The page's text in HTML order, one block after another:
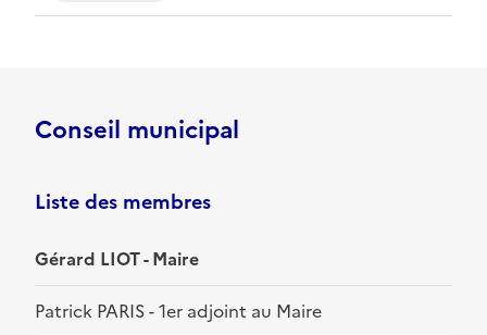
Conseil municipal
Liste des membres
Gérard LIOT - Maire
Patrick PARIS - 1er adjoint au Maire